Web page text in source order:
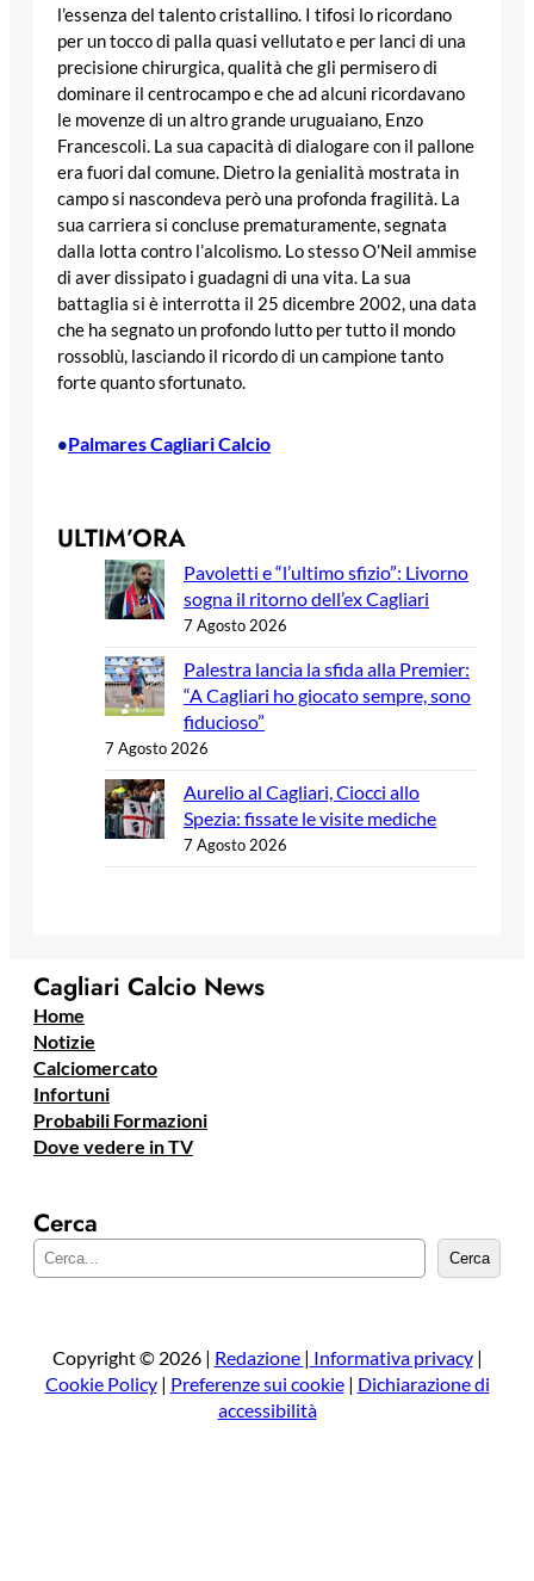
l’essenza del talento cristallino. I tifosi lo ricordano
per un tocco di palla quasi vellutato e per lanci di una
precisione chirurgica, qualità che gli permisero di
dominare il centrocampo e che ad alcuni ricordavano
le movenze di un altro grande uruguaiano, Enzo
Francescoli. La sua capacità di dialogare con il pallone
era fuori dal comune. Dietro la genialità mostrata in
campo si nascondeva però una profonda fragilità. La
sua carriera si concluse prematuramente, segnata
dalla lotta contro l’alcolismo. Lo stesso O’Neil ammise
di aver dissipato i guadagni di una vita. La sua
battaglia si è interrotta il 25 dicembre 2002, una data
che ha segnato un profondo lutto per tutto il mondo
rossoblù, lasciando il ricordo di un campione tanto
forte quanto sfortunato.
•Palmares Cagliari Calcio
ULTIM’ORA
Pavoletti e “l’ultimo sfizio”: Livorno
sogna il ritorno dell’ex Cagliari
7 Agosto 2026
Palestra lancia la sfida alla Premier:
“A Cagliari ho giocato sempre, sono
fiducioso”
7 Agosto 2026
Aurelio al Cagliari, Ciocci allo
Spezia: fissate le visite mediche
7 Agosto 2026
Cagliari Calcio News
Home
Notizie
Calciomercato
Infortuni
Probabili Formazioni
Dove vedere in TV
Cerca
e
a
Cerca
Copyright © 2026 | Redazione | Informativa privacy|
Cookie Policy| Preferenze sui cookie| Dichiarazione di
accessibilità